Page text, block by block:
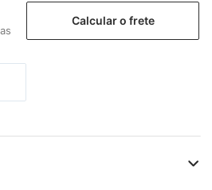
Calcular o frete